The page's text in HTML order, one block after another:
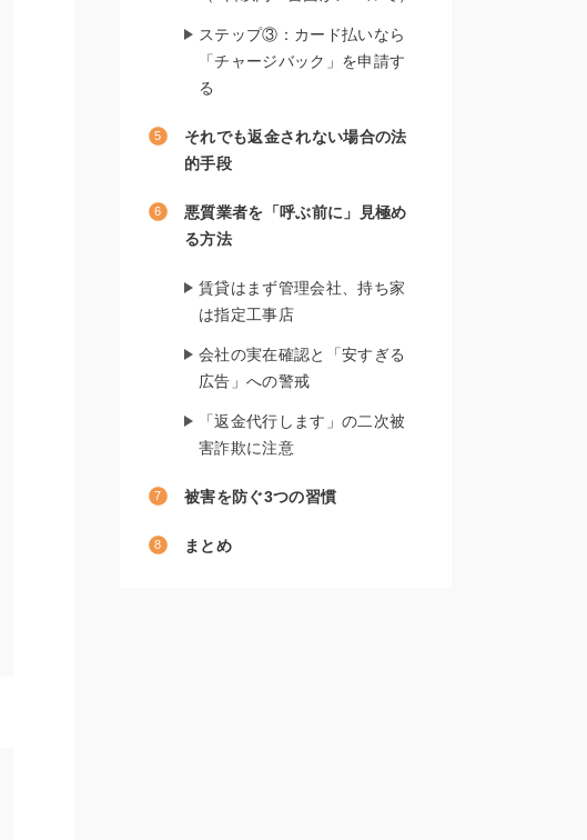
ステップ③：カード払いなら
「チャージバック」を申請す
る
それでも返金されない場合の法
的手段
悪質業者を「呼ぶ前に」見極め
る方法
賃貸はまず管理会社、持ち家
は指定工事店
会社の実在確認と「安すぎる
広告」への警戒
「返金代行します」の二次被
害詐欺に注意
被害を防ぐ3つの習慣
まとめ